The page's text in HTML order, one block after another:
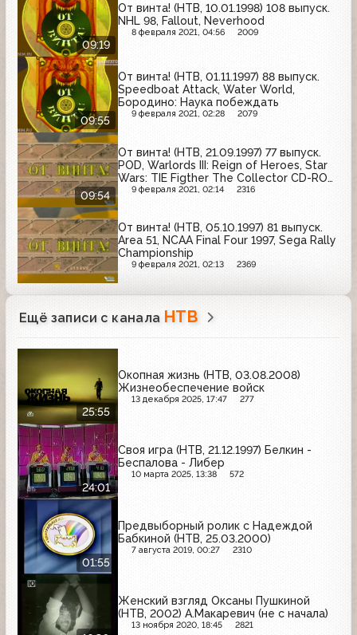
09:19
От винта! (НТВ, 10.01.1998) 108 выпуск.
NHL 98, Fallout, Neverhood
8 февраля 2021, 04:56 2009
09:55
От винта! (НТВ, 01.11.1997) 88 выпуск.
Speedboat Attack, Water World,
Бородино: Наука побеждать
9 февраля 2021, 02:28 2079
09:54
От винта! (НТВ, 21.09.1997) 77 выпуск.
POD, Warlords III: Reign of Heroes, Star
Wars: TIE Figther The Collector CD-ROM,
Star Wars: Rebel Assault 2
9 февраля 2021, 02:14 2316
От винта! (НТВ, 05.10.1997) 81 выпуск.
Area 51, NCAA Final Four 1997, Sega Rally
Championship
9 февраля 2021, 02:13 2369
Ещё записи с канала НТВ
25:55
Окопная жизнь (НТВ, 03.08.2008)
Жизнеобеспечение войск
13 декабря 2025, 17:47 277
24:01
Своя игра (НТВ, 21.12.1997) Белкин -
Беспалова - Либер
10 марта 2025, 13:38 572
01:55
Предвыборный ролик с Надеждой
Бабкиной (НТВ, 25.03.2000)
7 августа 2019, 00:27 2310
Женский взгляд Оксаны Пушкиной
(НТВ, 2002) А.Макаревич (не с начала)
13 ноября 2020, 18:45 2821